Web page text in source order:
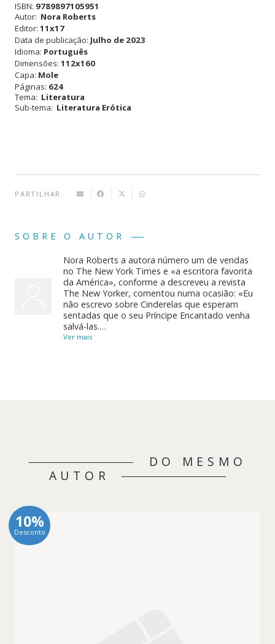
Mentira
ISBN: 9789897105951
Autor: Nora Roberts
Editor: 11x17
Data de publicação: Julho de 2023
Idioma: Português
Dimensões: 112x160
Capa: Mole
Páginas: 624
Tema: Literatura
Sub-tema: Literatura Erótica
PARTILHAR:
SOBRE O AUTOR
Nora Roberts a autora número um de vendas
no The New York Times e «a escritora favorita
da América», conforme a descreveu a revista
The New Yorker, comentou numa ocasião: «Eu
não escrevo sobre Cinderelas que esperam
sentadas que o seu Príncipe Encantado venha
salvá-las.…
Ver mais
DO MESMO
AUTOR
10%
Desconto